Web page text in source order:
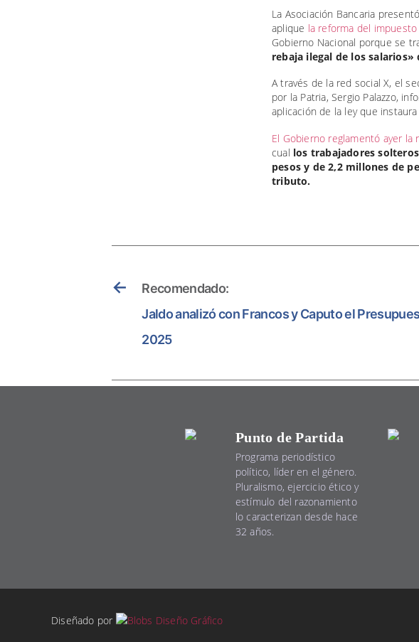
La Asociación Bancaria
aplique la reforma del impuesto
Gobierno Nacional porque se
rebaja ilegal de los
A través de la red social X, el
por la Patria, Sergio Palazzo,
aplicación de la ley que
El Gobierno reglamentó ayer la
cual los trabajadores
pesos y de 2,2 millones de
tributo.
←
Recomendado:
Jaldo analizó con Francos y Caputo el
2025
Punto de Partida
Programa periodístico
político, líder en el género.
Pluralismo, ejercicio ético y
estímulo del razonamiento
lo caracterizan desde hace
32 años.
Diseñado por